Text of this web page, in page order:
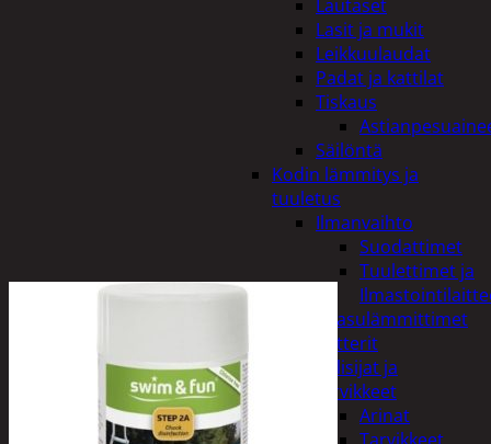
Lautaset
Lasit ja mukit
Leikkuulaudat
Padat ja kattilat
Tiskaus
Säilöntä
Kodin lämmitys ja
tuuletus
Ilmanvaihto
Suodattimet
Tuulettimet ja
Kaasulämmittimet
Patterit
Tulisijat ja
tarvikkeet
Arinat